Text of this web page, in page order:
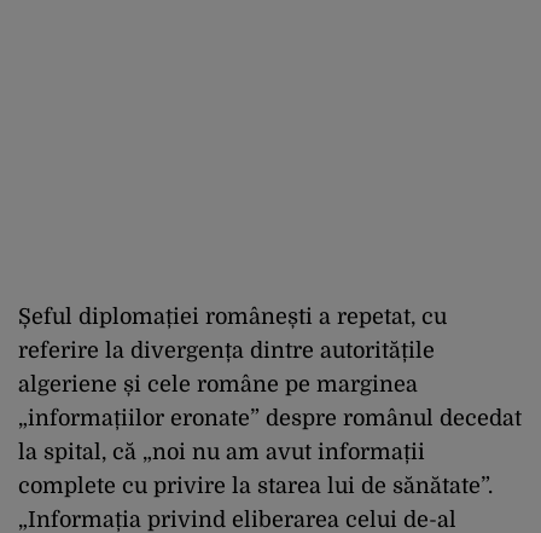
Șeful diplomației românești a repetat, cu
referire la divergența dintre autoritățile
algeriene și cele române pe marginea
„informațiilor eronate” despre românul decedat
la spital, că „noi nu am avut informații
complete cu privire la starea lui de sănătate”.
„Informația privind eliberarea celui de-al